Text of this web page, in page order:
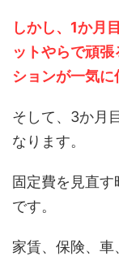
しかし、1か月
ットやらで頑
ションが一気に
そして、3か月
なります。
固定費を見直
です。
家賃、保険、